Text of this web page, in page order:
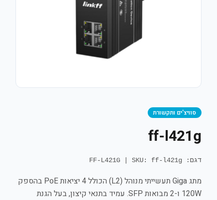
סוויצ'ים ותקשורת
ff-l421g
דגם: FF-L421G SKU: ff-l421g
מתג Giga תעשייתי מנוהל (L2) הכולל 4 יציאות PoE בהספק
120W ו-2 מבואות SFP. עמיד בתנאי קיצון, בעל הגנת